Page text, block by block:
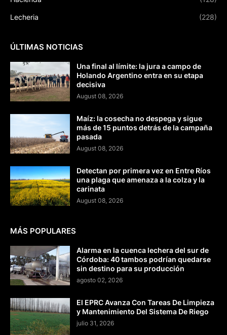
Lecheria (228)
ÚLTIMAS NOTICIAS
Una final al límite: la jura a campo de
Holando Argentino entra en su etapa
decisiva
August 08, 2026
Maíz: la cosecha no despega y sigue
más de 15 puntos detrás de la campaña
pasada
August 08, 2026
Detectan por primera vez en Entre Ríos
una plaga que amenaza a la colza y la
carinata
August 08, 2026
MÁS POPULARES
Alarma en la cuenca lechera del sur de
Córdoba: 40 tambos podrían quedarse
sin destino para su producción
agosto 02, 2026
El EPRC Avanza Con Tareas De Limpieza
y Mantenimiento Del Sistema De Riego
julio 31, 2026